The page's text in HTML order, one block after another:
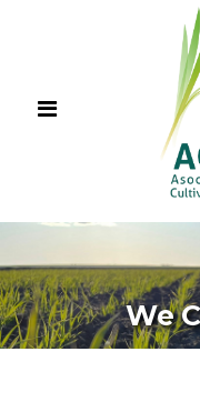
We